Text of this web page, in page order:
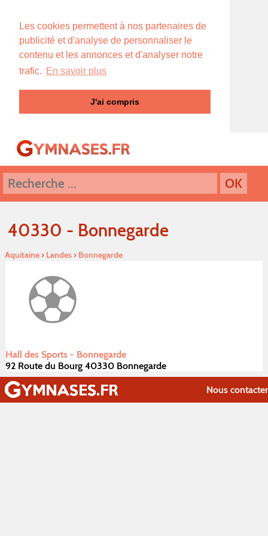
Les cookies permettent à nos partenaires de
publicité et d'analyse de personnaliser le
contenu et les annonces et d'analyser notre
trafic. En savoir plus
J'ai compris
40330 - Bonnegarde
Aquitaine› Landes› Bonnegarde
Hall des Sports - Bonnegarde
92 Route du Bourg 40330 Bonnegarde
Nous contacter